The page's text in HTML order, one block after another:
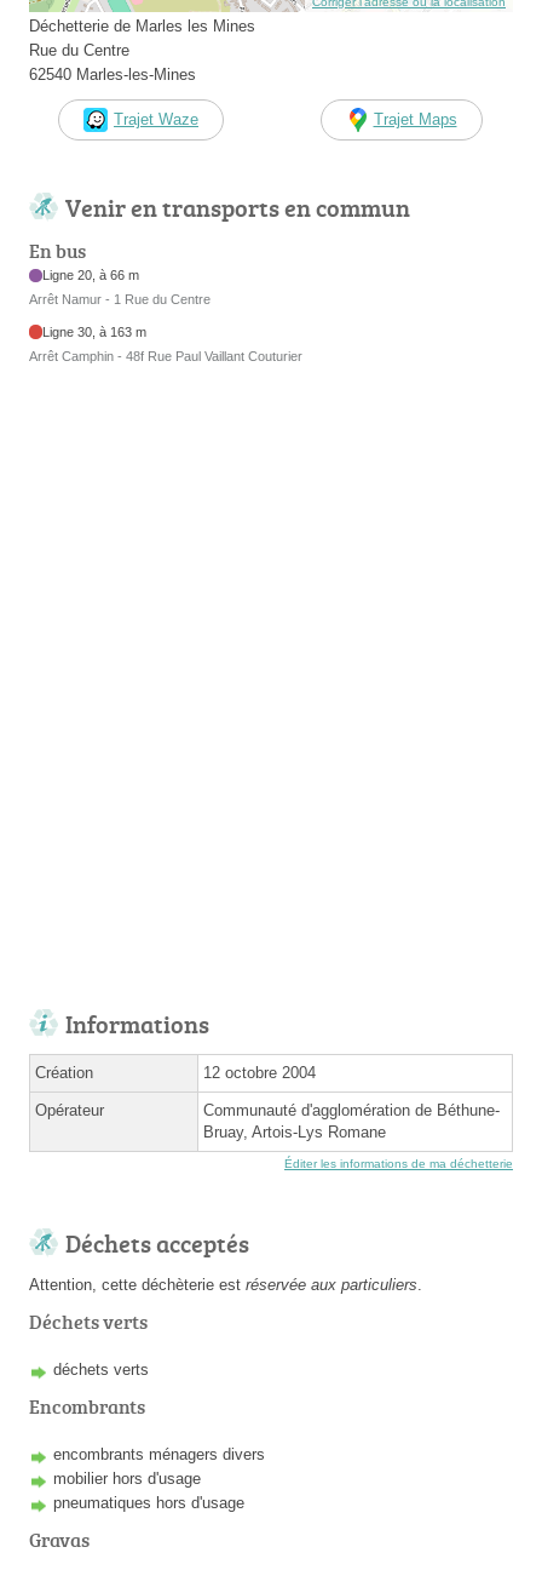
Déchetterie de Marles les Mines
Rue du Centre
62540 Marles-les-Mines
Trajet Waze Trajet Maps
Venir en transports en commun
En bus
Ligne 20, à 66 m
Arrêt Namur - 1 Rue du Centre
Ligne 30, à 163 m
Arrêt Camphin - 48f Rue Paul Vaillant Couturier
Informations
Création 12 octobre 2004
Opérateur
Communauté d'agglomération de Béthune-
Bruay, Artois-Lys Romane
Éditer les informations de ma déchetterie
Déchets acceptés
Attention, cette déchèterie est réservée aux particuliers
Déchets verts
déchets verts
Encombrants
encombrants ménagers divers
mobilier hors d'usage
pneumatiques hors d'usage
Gravas